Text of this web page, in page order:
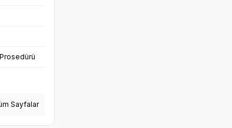
Sayfalar